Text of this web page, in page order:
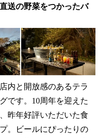
送の野菜をつかったバ
内と開放感のあるテラ
です。10周年を迎えた
昨年好評いただいた食
。ビールにぴったりの